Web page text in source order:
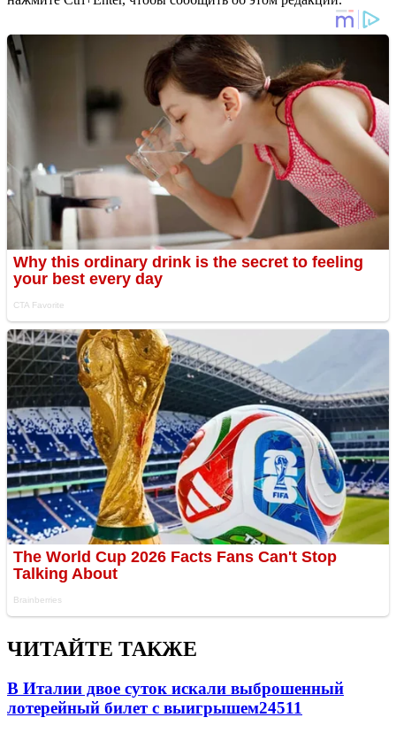
ЧИТАЙТЕ ТАКЖЕ
В Италии двое суток искали выброшенный
лотерейный билет с выигрышем24511